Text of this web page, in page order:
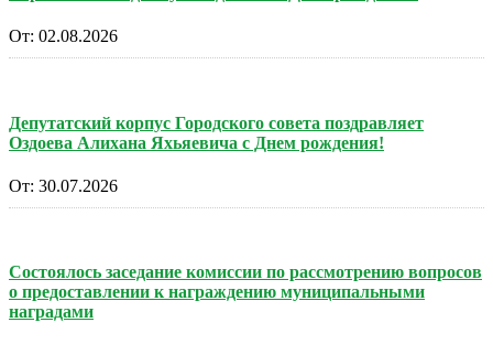
От: 02.08.2026
Депутатский корпус Городского совета поздравляет
Оздоева Алихана Яхьяевича с Днем рождения!
От: 30.07.2026
Состоялось заседание комиссии по рассмотрению вопросов
о предоставлении к награждению муниципальными
наградами